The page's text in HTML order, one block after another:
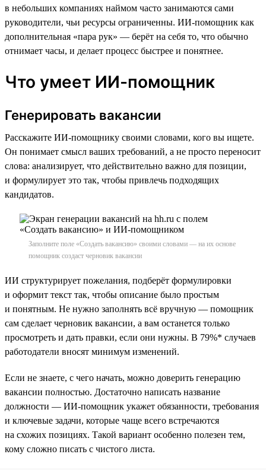
в небольших компаниях наймом часто занимаются сами
руководители, чьи ресурсы ограниченны. ИИ-помощник как
дополнительная «пара рук» — берёт на себя то, что обычно
отнимает часы, и делает процесс быстрее и понятнее.
Что умеет ИИ-помощник
Генерировать вакансии
Расскажите ИИ-помощнику своими словами, кого вы ищете.
Он понимает смысл ваших требований, а не просто переносит
слова: анализирует, что действительно важно для позиции,
и формулирует это так, чтобы привлечь подходящих
кандидатов.
Заполните поле «Создать вакансию» своими словами — на их основе
помощник создаст черновик вакансии
ИИ структурирует пожелания, подберёт формулировки
и оформит текст так, чтобы описание было простым
и понятным. Не нужно заполнять всё вручную — помощник
сам сделает черновик вакансии, а вам останется только
просмотреть и дать правки, если они нужны. В 79%* случаев
работодатели вносят минимум изменений.
Если не знаете, с чего начать, можно доверить генерацию
вакансии полностью. Достаточно написать название
должности — ИИ-помощник укажет обязанности, требования
и ключевые задачи, которые чаще всего встречаются
на схожих позициях. Такой вариант особенно полезен тем,
кому сложно писать с чистого листа.